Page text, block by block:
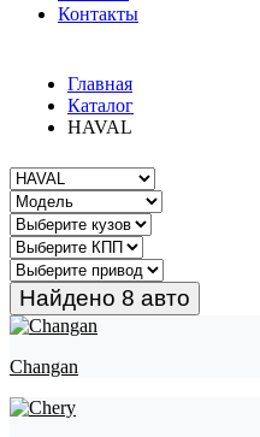
Контакты
Главная
Каталог
HAVAL
Найдено 8 авто
Changan